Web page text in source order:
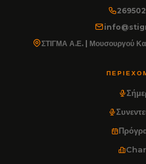
ΣΤΙΓΜΑ Α.Ε. | Μουσουργού